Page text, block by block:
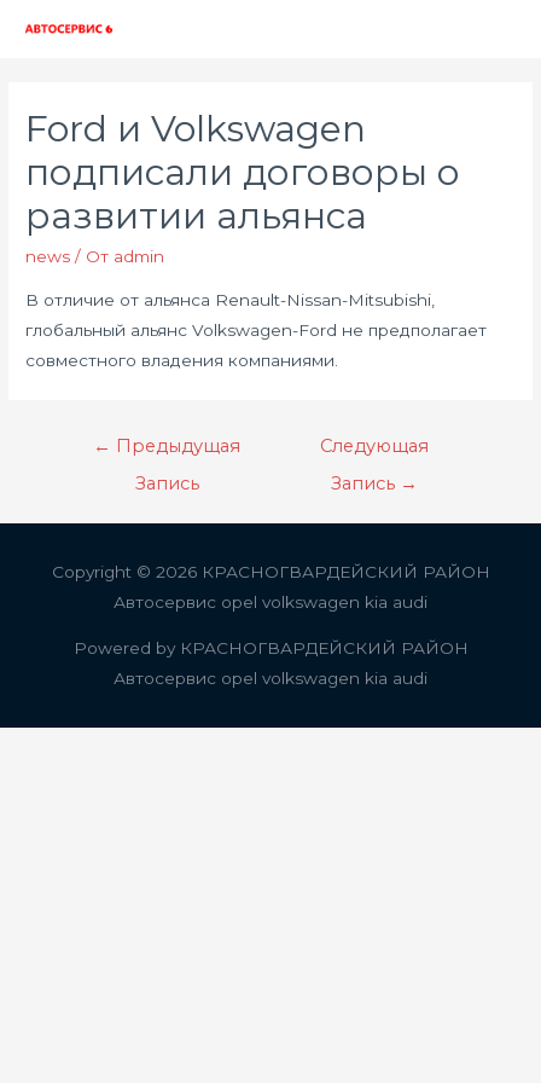
Ford и Volkswagen
подписали договоры о
развитии альянса
news / От admin
В отличие от альянса Renault-Nissan-Mitsubishi,
глобальный альянс Volkswagen-Ford не предполагает
совместного владения компаниями.
Навигация
записям
← Предыдущая
Запись
Следующая
Запись →
Copyright © 2026 КРАСНОГВАРДЕЙСКИЙ РАЙОН
Автосервис opel volkswagen kia audi
Powered by КРАСНОГВАРДЕЙСКИЙ РАЙОН
Автосервис opel volkswagen kia audi